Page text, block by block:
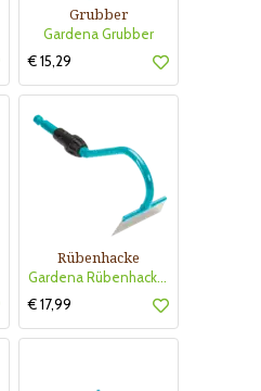
Grubber
Gardena Grubber
€ 15,29
Rübenhacke
Gardena Rübenhacke 8cm
€ 17,99